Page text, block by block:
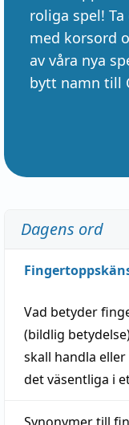
roliga spel!
med korsord
av våra nya
bytt namn till
Dagens ord
Vad betyder
(bildlig
skall handla eller
det väsentliga i